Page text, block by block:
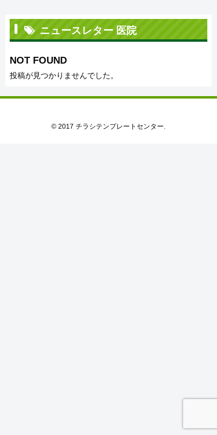
ニュースレター 医院
NOT FOUND
投稿が見つかりませんでした。
© 2017 チラシテンプレートセンター.